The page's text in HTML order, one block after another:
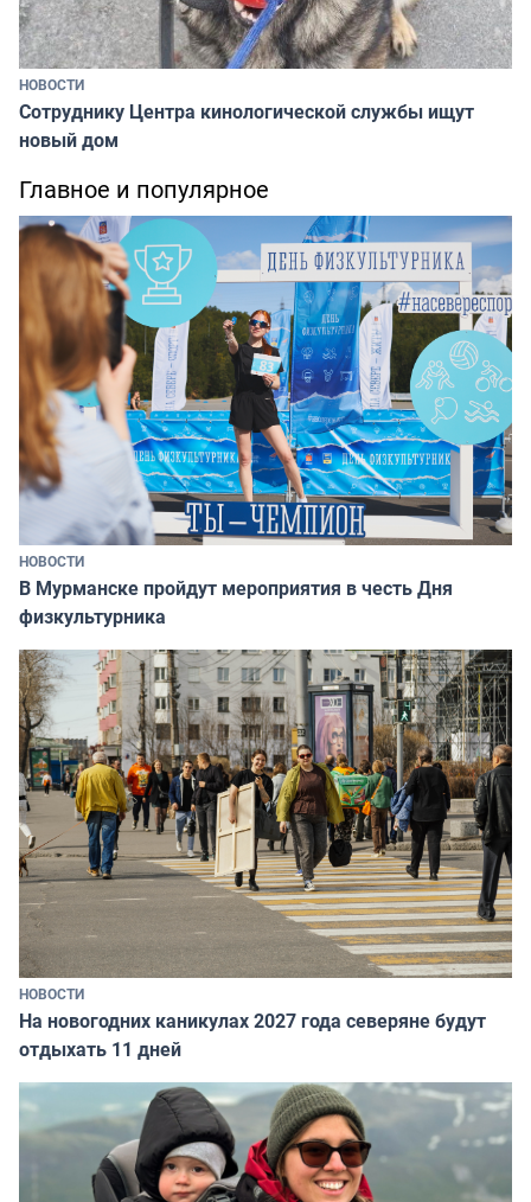
НОВОСТИ
Сотруднику Центра кинологической службы ищут
новый дом
Главное и популярное
НОВОСТИ
В Мурманске пройдут мероприятия в честь Дня
физкультурника
НОВОСТИ
На новогодних каникулах 2027 года северяне будут
отдыхать 11 дней